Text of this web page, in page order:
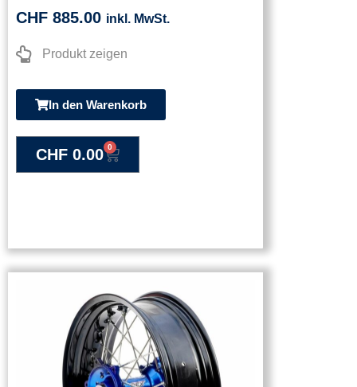
CHF 885.00 inkl. MwSt.
Produkt zeigen
In den Warenkorb
CHF 0.00 0